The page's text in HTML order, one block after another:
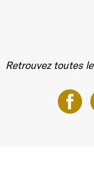
Retrouvez toutes